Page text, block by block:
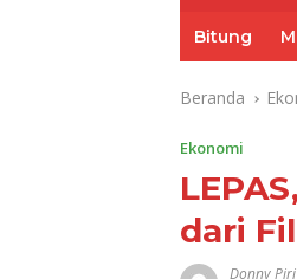
e
Bitung
Beranda
Ekonomi
dari
Donny Piri